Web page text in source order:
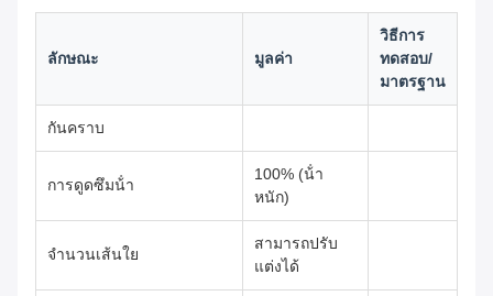
ลักษณะ มูลค่า
วิธีการ
ทดสอบ/
มาตรฐาน
กันคราบ
การดูดซึมน้ํา
100% (น้ํา
หนัก)
จํานวนเส้นใย
สามารถปรับ
แต่งได้